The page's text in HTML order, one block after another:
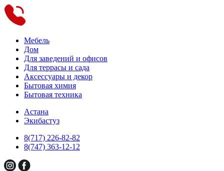
Мебель
Дом
Для заведений и офисов
Для террасы и сада
Аксессуары и декор
Бытовая химия
Бытовая техника
Астана
Экибастуз
8(717) 226-82-82
8(747) 363-12-12